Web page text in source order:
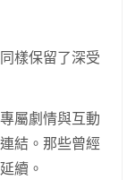
樣保留了深受
屬劇情與互動
結。那些曾經
續。